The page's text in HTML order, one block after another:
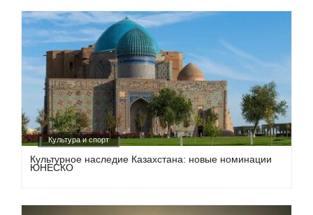
Культура и спорт
Культурное наследие Казахстана: новые номинации
ЮНЕСКО